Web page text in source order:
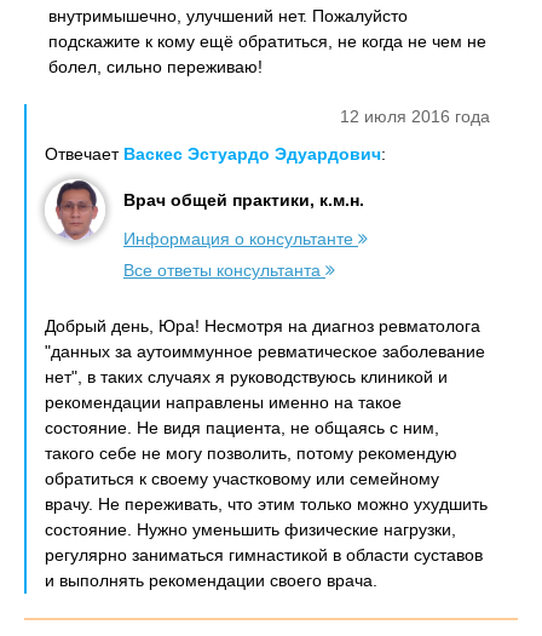
внутримышечно, улучшений нет. Пожалуйсто
подскажите к кому ещё обратиться, не когда не чем не
болел, сильно переживаю!
12 июля 2016 года
Отвечает Васкес Эстуардо Эдуардович:
Врач общей практики, к.м.н.
Информация о консультанте
Все ответы консультанта
Добрый день, Юра! Несмотря на диагноз ревматолога
"данных за аутоиммунное ревматическое заболевание
нет", в таких случаях я руководствуюсь клиникой и
рекомендации направлены именно на такое
состояние. Не видя пациента, не общаясь с ним,
такого себе не могу позволить, потому рекомендую
обратиться к своему участковому или семейному
врачу. Не переживать, что этим только можно ухудшить
состояние. Нужно уменьшить физические нагрузки,
регулярно заниматься гимнастикой в области суставов
и выполнять рекомендации своего врача.